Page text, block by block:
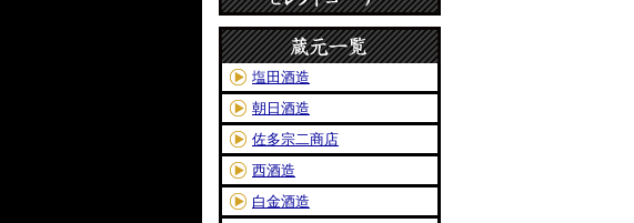
セレクトコーナー
蔵元一覧塩田酒造
朝日酒造
佐多宗二商店
西酒造
白金酒造